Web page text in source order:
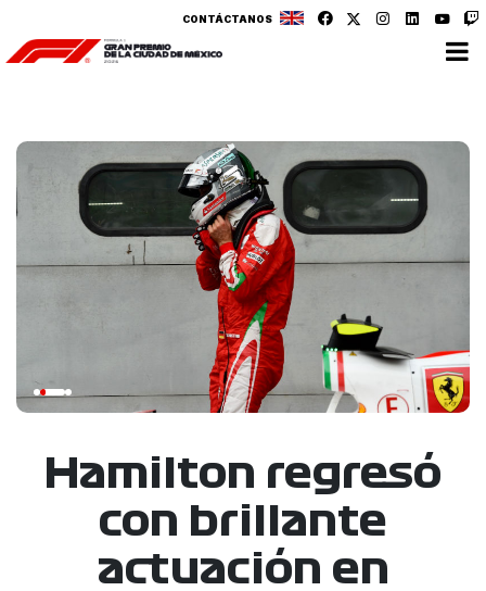
CONTÁCTANOS
Hamilton regresó
con brillante
actuación en